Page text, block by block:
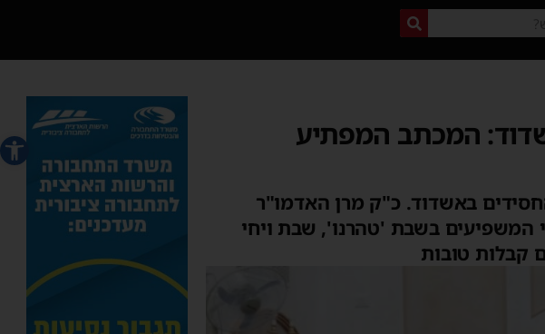
פתח המכתב המפתיע
באשדוד. כ"ק מרן האדמו"ר
בשבת 'טהרנו', שבת ויחי
קבלות טובות